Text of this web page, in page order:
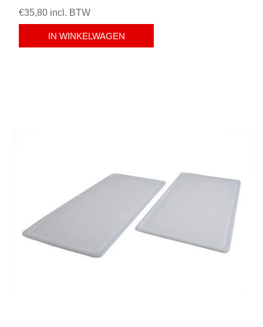
€35,80 incl. BTW